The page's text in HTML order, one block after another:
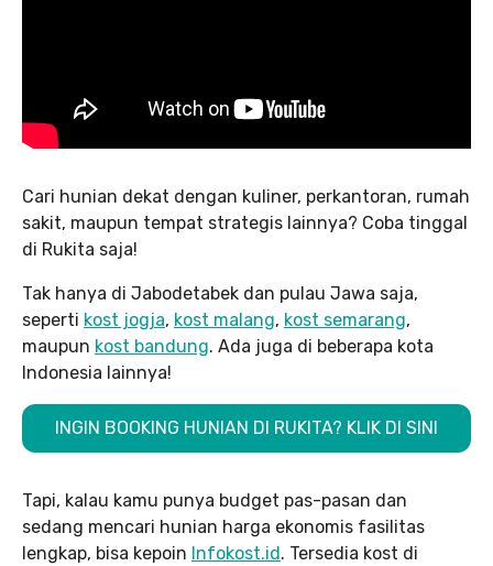
Cari hunian dekat dengan kuliner, perkantoran, rumah
sakit, maupun tempat strategis lainnya? Coba tinggal
di Rukita saja!
Tak hanya di Jabodetabek dan pulau Jawa saja,
seperti kost jogja, kost malang, kost semarang,
maupun kost bandung. Ada juga di beberapa kota
Indonesia lainnya!
INGIN BOOKING HUNIAN DI RUKITA? KLIK DI SINI
Tapi, kalau kamu punya budget pas-pasan dan
sedang mencari hunian harga ekonomis fasilitas
lengkap, bisa kepoin Infokost.id . Tersedia kost di